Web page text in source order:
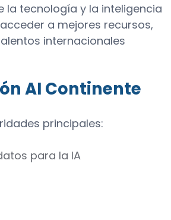
la tecnología y la inteligencia
a mejores recursos,
internacionales
AI Continente
principales:
para la IA